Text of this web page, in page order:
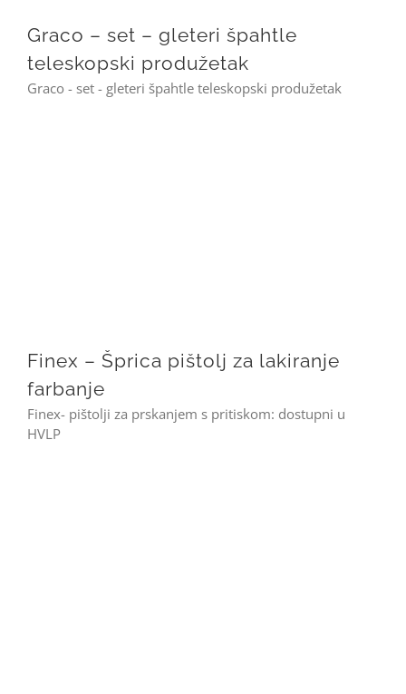
Graco – set – gleteri špahtle
teleskopski produžetak
Graco - set - gleteri špahtle teleskopski produžetak
Finex – Šprica pištolj za lakiranje
farbanje
Finex- pištolji za prskanjem s pritiskom: dostupni u
HVLP